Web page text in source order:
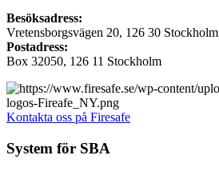
Besöksadress:
Vretensborgsvägen 20, 126 30 Stockholm
Postadress:
Box 32050, 126 11 Stockholm
Kontakta oss på Firesafe
System för SBA